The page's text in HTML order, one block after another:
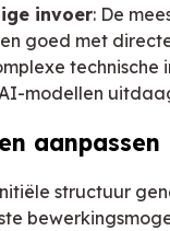
invoer: De
goed met
technische
modellen
aanpassen
structuur